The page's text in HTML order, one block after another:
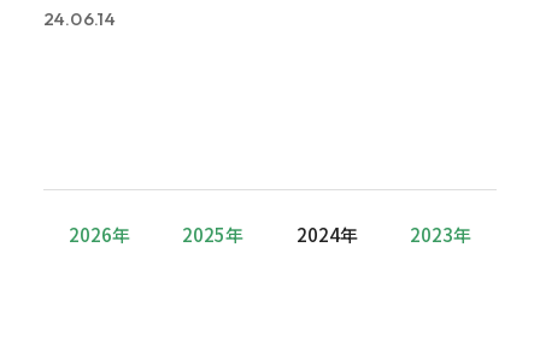
24.06.14
2026年 2025年 2024年 2023年